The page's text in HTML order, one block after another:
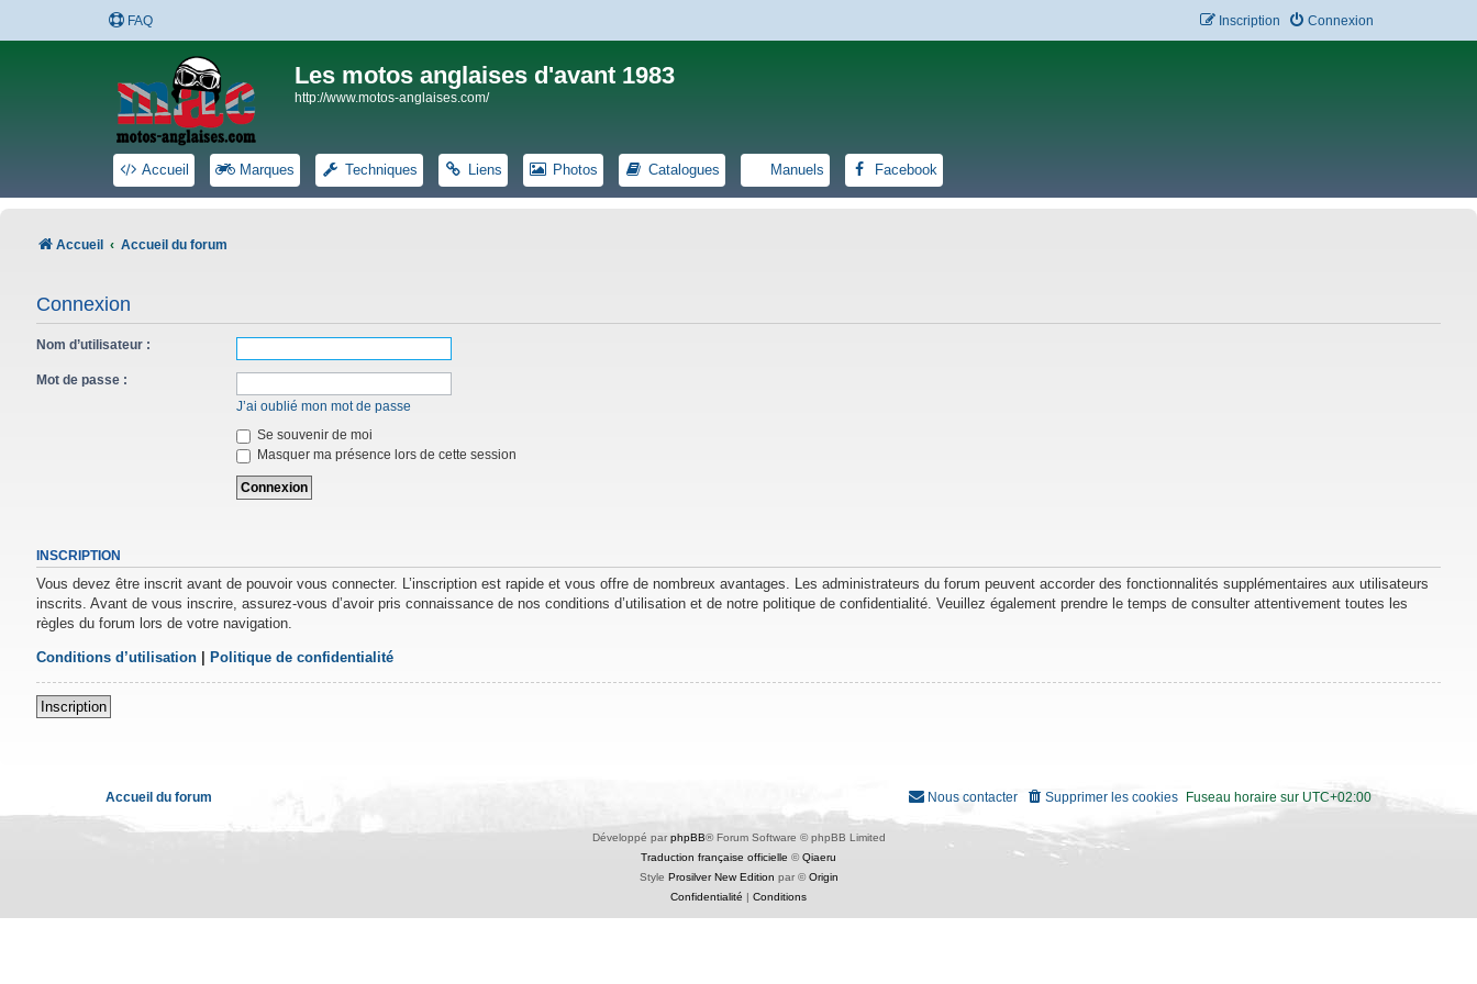
FAQ Connexion
Inscription
Les motos anglaises d'avant 1983
http://www.motos-anglaises.com/
Accueil Marques Techniques Liens Photos Catalogues Manuels Facebook
Accueil Accueil du forum
Connexion
Nom d’utilisateur :
Mot de passe :
J’ai oublié mon mot de passe
Se souvenir de moi
Masquer ma présence lors de cette session
INSCRIPTION
Vous devez être inscrit avant de pouvoir vous connecter. L’inscription est rapide et vous offre de nombreux avantages. Les administrateurs du forum peuvent accorder des fonctionnalités supplémentaires aux utilisateurs
inscrits. Avant de vous inscrire, assurez-vous d’avoir pris connaissance de nos conditions d’utilisation et de notre politique de confidentialité. Veuillez également prendre le temps de consulter attentivement toutes les
règles du forum lors de votre navigation.
Conditions d’utilisation Politique de confidentialité
Inscription
Accueil du forum Fuseau horaire sur UTC+02:00
Supprimer les cookies
Nous contacter
Développé par phpBB® Forum Software © phpBB Limited
Traduction française officielle ©Qiaeru
Style Prosilver New Edition par ©Origin
Confidentialité
Conditions